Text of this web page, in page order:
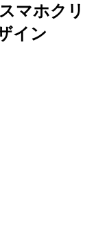
マホクリ
イン